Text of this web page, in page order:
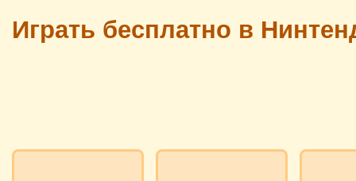
Играть бесплатно в